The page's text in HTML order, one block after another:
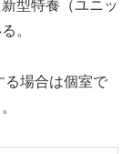
型特養（ユニッ
。
場合は個室で